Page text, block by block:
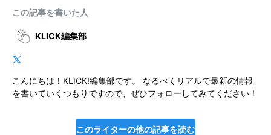
この記事を書いた人
KLICK編集部
こんにちは！KLICK!編集部です。 なるべくリアルで最新の情報
を書いていくつもりですので、ぜひフォローしてみてください！
このライターの他の記事を読む